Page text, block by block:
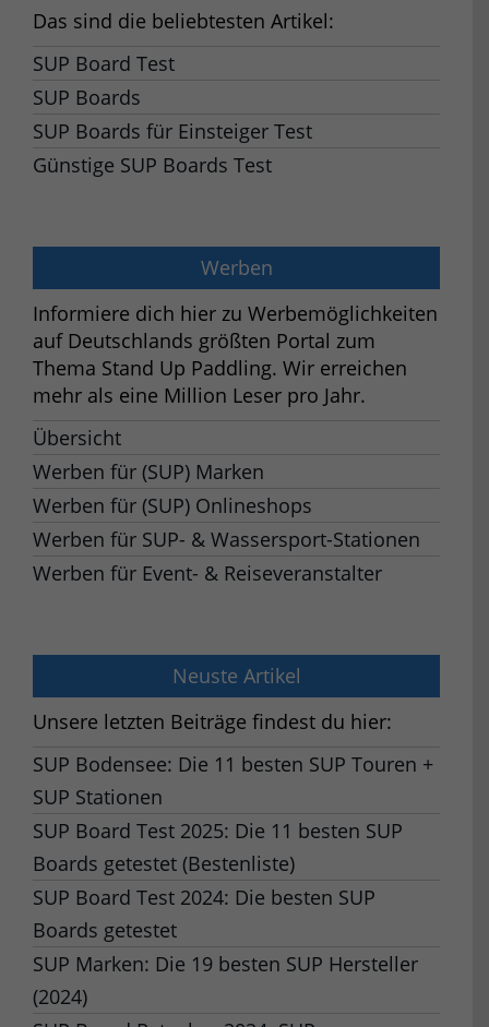
Das sind die beliebtesten Artikel:
SUP Board Test
SUP Boards
SUP Boards für Einsteiger Test
Günstige SUP Boards Test
Werben
Informiere dich hier zu Werbemöglichkeiten
auf Deutschlands größten Portal zum
Thema Stand Up Paddling. Wir erreichen
mehr als eine Million Leser pro Jahr.
Übersicht
Werben für (SUP) Marken
Werben für (SUP) Onlineshops
Werben für SUP- & Wassersport-Stationen
Werben für Event- & Reiseveranstalter
Neuste Artikel
Unsere letzten Beiträge findest du hier:
SUP Bodensee: Die 11 besten SUP Touren +
SUP Stationen
SUP Board Test 2025: Die 11 besten SUP
Boards getestet (Bestenliste)
SUP Board Test 2024: Die besten SUP
Boards getestet
SUP Marken: Die 19 besten SUP Hersteller
(2024)